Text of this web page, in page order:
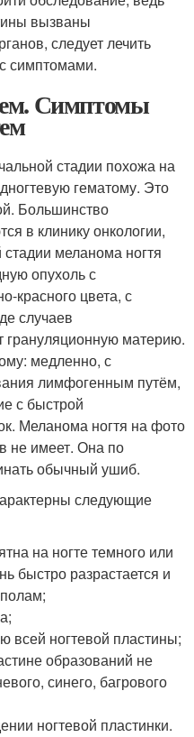
вызваны
следует лечить
симптомами.
Симптомы
стадии похожа на
гематому. Это
Большинство
в клинику онкологии,
меланома ногтя
опухоль с
красного цвета, с
случаев
грануляционную материю.
медленно, с
лимфогенным путём,
с быстрой
Меланома ногтя на фото
не имеет. Она по
обычный ушиб.
следующие
на ногте темного или
быстро разрастается и
всей ногтевой пластины;
образований не
синего, багрового
ногтевой пластинки.